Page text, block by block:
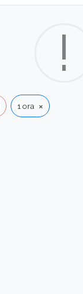
!
1 ora ×